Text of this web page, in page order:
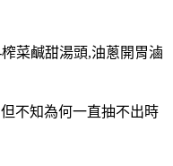
不知為何一直抽不出時